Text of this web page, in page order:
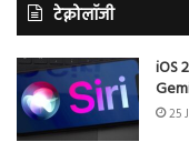
टेक्नोलॉजी
iOS
25